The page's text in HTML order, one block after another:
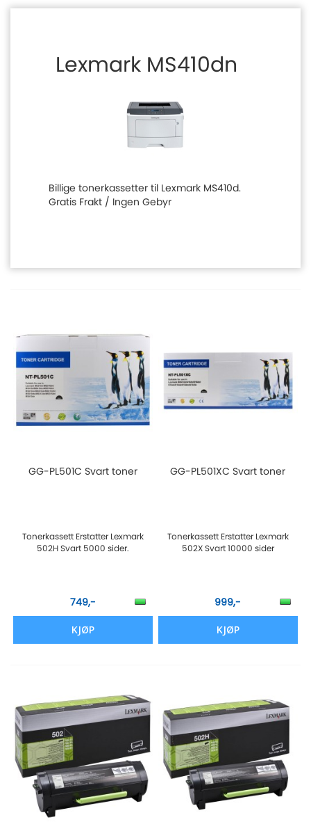
Lexmark MS410dn
Billige tonerkassetter til Lexmark MS410d.
Gratis Frakt / Ingen Gebyr
GG-PL501C Svart toner
Tonerkassett Erstatter Lexmark
502H Svart 5000 sider.
749,-
KJØP
GG-PL501XC Svart toner
Tonerkassett Erstatter Lexmark
502X Svart 10000 sider
999,-
KJØP